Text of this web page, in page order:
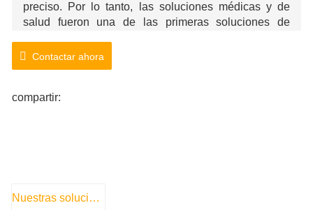
preciso. Por lo tanto, las soluciones médicas y de
salud fueron una de las primeras soluciones de
por ibaifen que pueden brindar los resultados más
confiables para cada encargo.
Contactar ahora
compartir:
Nuestras soluciones